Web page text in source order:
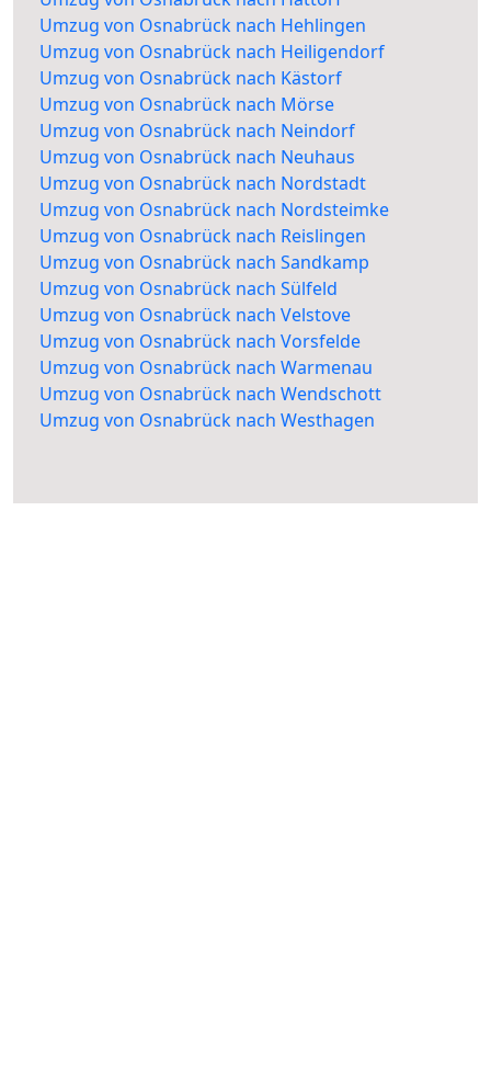
Umzug von Osnabrück nach Hehlingen
Umzug von Osnabrück nach Heiligendorf
Umzug von Osnabrück nach Kästorf
Umzug von Osnabrück nach Mörse
Umzug von Osnabrück nach Neindorf
Umzug von Osnabrück nach Neuhaus
Umzug von Osnabrück nach Nordstadt
Umzug von Osnabrück nach Nordsteimke
Umzug von Osnabrück nach Reislingen
Umzug von Osnabrück nach Sandkamp
Umzug von Osnabrück nach Sülfeld
Umzug von Osnabrück nach Velstove
Umzug von Osnabrück nach Vorsfelde
Umzug von Osnabrück nach Warmenau
Umzug von Osnabrück nach Wendschott
Umzug von Osnabrück nach Westhagen